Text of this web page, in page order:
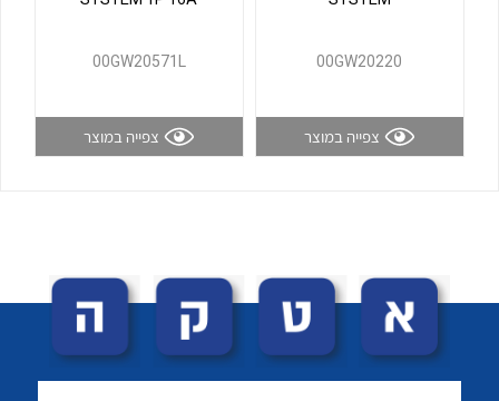
00GW20220
צפייה במוצר
00GW20571L
צפייה במוצר